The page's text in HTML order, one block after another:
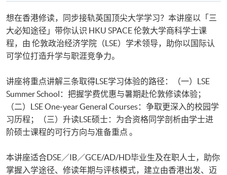
想在香港修读，同步接轨英国顶尖大学学习？本讲座以「三
大必知途径」带你认识 HKU SPACE 伦敦大学商科学士课
程，由 伦敦政治经济学院（LSE）学术领导，助你以国际认
可学位打造升学与职涯竞争力。
讲座将重点讲解三条取得LSE学习体验的路径：（一）LSE
Summer School：把握学费优惠与暑期赴伦敦修读体验；
（二）LSE One‑year General Courses：争取更深入的校园学
习历程；（三）升读LSE硕士：为合资格同学剖析由学士进
阶硕士课程的可行方向与准备重点 。
本讲座适合DSE／IB／GCE/AD/HD毕业生及在职人士，助你
掌握入学途径、修读年期与评核模式，建立由香港出发、迈